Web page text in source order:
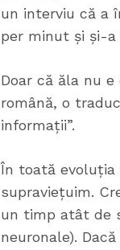
un interviu că a
per minut și și-a
Doar că ăla nu
română, o
informații”.
În toată evoluția
supraviețuim.
un timp atât de
neuronale).